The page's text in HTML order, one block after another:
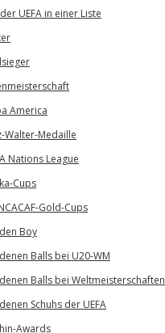
UEFA in einer Liste
America
Walter-Medaille
Nations League
Cups
Gold-Cups
Boy
Balls bei U20-WM
Balls bei Weltmeisterschaften
Schuhs der UEFA
Awards